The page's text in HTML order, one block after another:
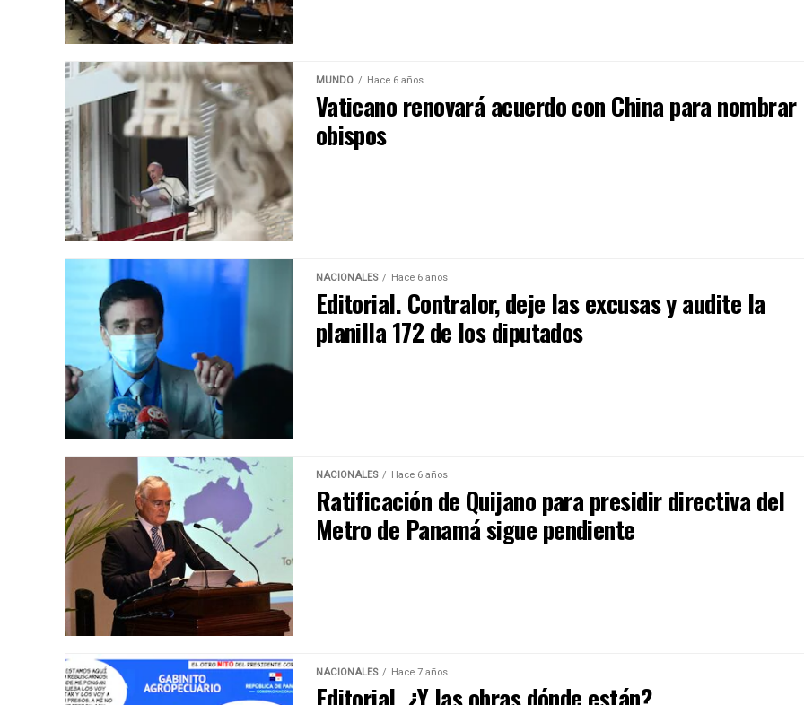
MUNDO Hace 6 años
Vaticano renovará acuerdo con China para nombrar
obispos
NACIONALES Hace 6 años
Editorial. Contralor, deje las excusas y audite la
planilla 172 de los diputados
NACIONALES Hace 6 años
Ratificación de Quijano para presidir directiva del
Metro de Panamá sigue pendiente
NACIONALES Hace 7 años
Editorial. ¿Y las obras dónde están?